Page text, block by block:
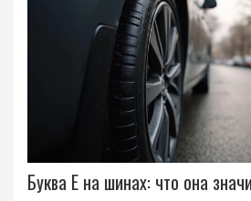
Буква Е на шинах: что она